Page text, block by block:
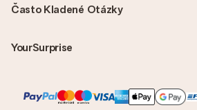
Často Kladené Otázky
YourSurprise